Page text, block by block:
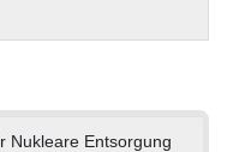
Nukleare Entsorgung